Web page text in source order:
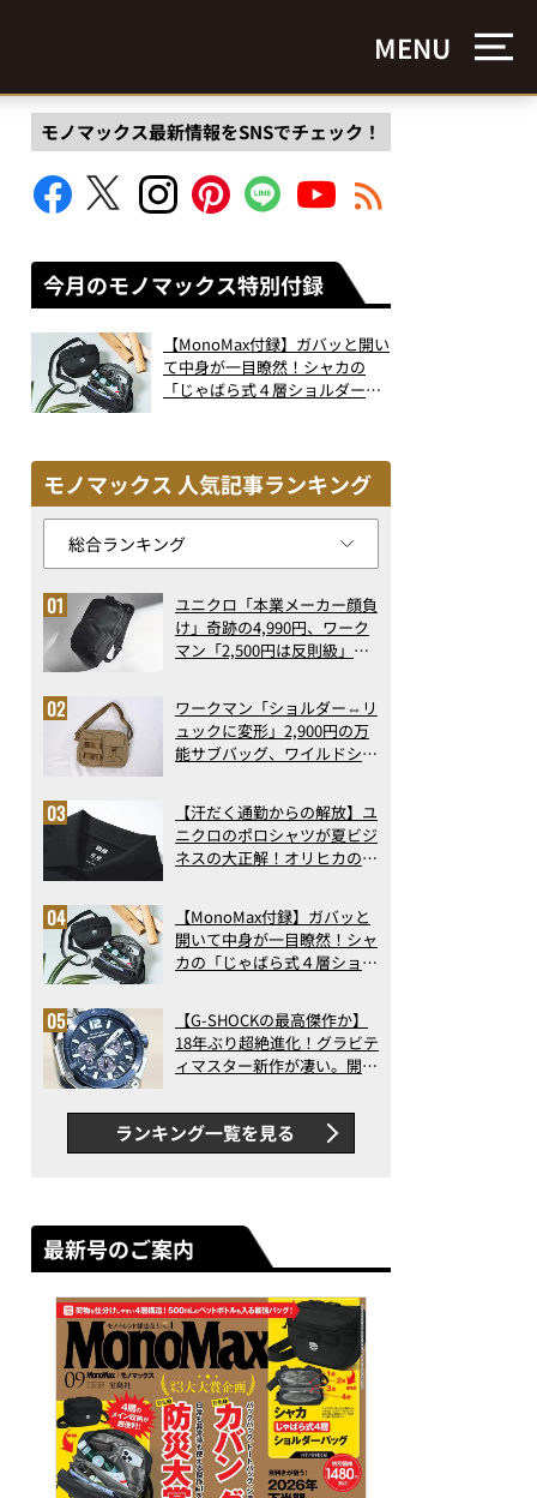
MENU
モノマックス最新情報をSNSでチェック！
今月のモノマックス特別付録
【MonoMax付録】ガバッと開い
て中身が一目瞭然！シャカの
「じゃばら式４層ショルダーバ
モノマックス 人気記事ランキング
ユニクロ「本業メーカー顔負
け」奇跡の4,990円、ワーク
マン「2,500円は反則級」凄
ト3】（2026年6月版）
ワークマン「ショルダー⇔リ
ュックに変形」2,900円の万
能サブバッグ、ワイルドシン
記事ランキングベスト3】
（2026年6月版）
【汗だく通勤からの解放】ユ
ニクロのポロシャツが夏ビジ
ネスの大正解！オリヒカの透
アの実力
【MonoMax付録】ガバッと
開いて中身が一目瞭然！シャ
カの「じゃばら式４層ショル
った！
【G-SHOCKの最高傑作か】
18年ぶり超絶進化！グラビテ
ィマスター新作が凄い。開発
新ムーブメントの衝撃
ランキング一覧を見る
最新号のご案内